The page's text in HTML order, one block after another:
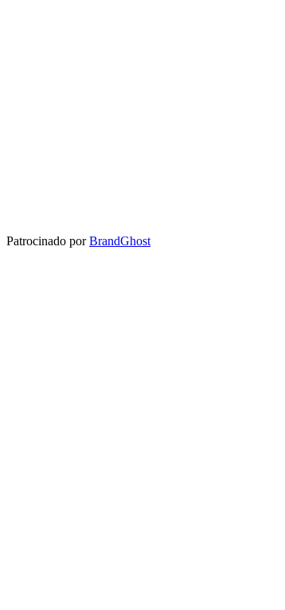
Patrocinado por BrandGhost